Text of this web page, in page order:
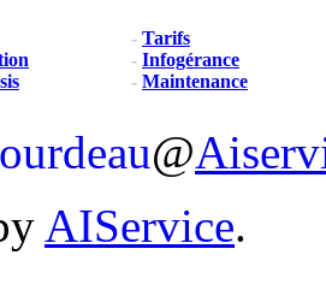
- Tarifs
- Infogérance
- Maintenance
@
AIService.